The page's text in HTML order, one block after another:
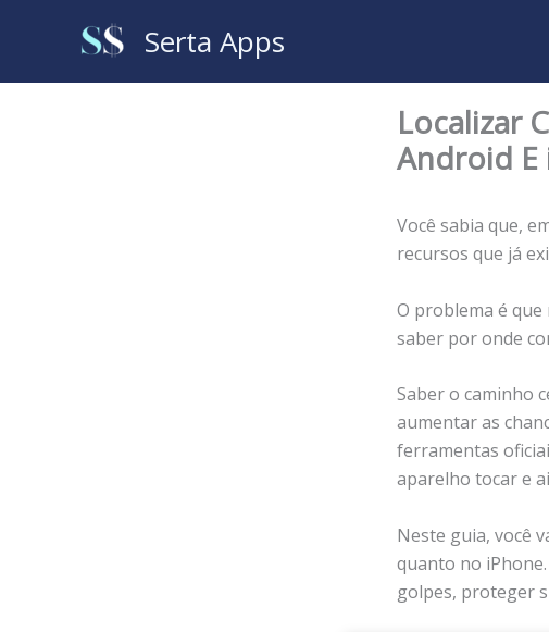
Serta Apps
Localizar
Android E
Você sabia que,
recursos que já
O problema é
saber por onde
Saber o caminho
aumentar as
ferramentas
aparelho tocar e
Neste guia, você
quanto no
golpes, proteger